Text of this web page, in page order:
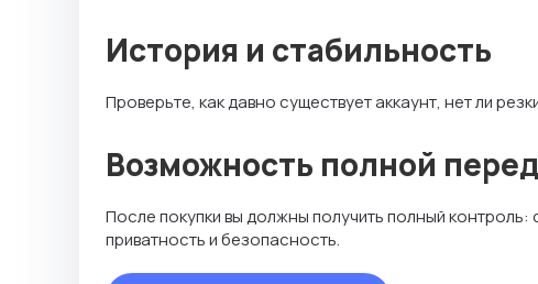
История и стабильность
Проверьте, как давно существует аккаунт, нет ли
Возможность полной
После покупки вы должны получить полный
приватность и безопасность.